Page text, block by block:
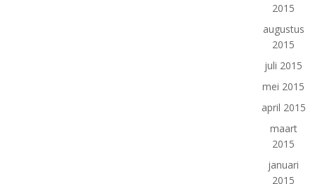
2015
augustus
2015
juli 2015
mei 2015
april 2015
maart
2015
januari
2015